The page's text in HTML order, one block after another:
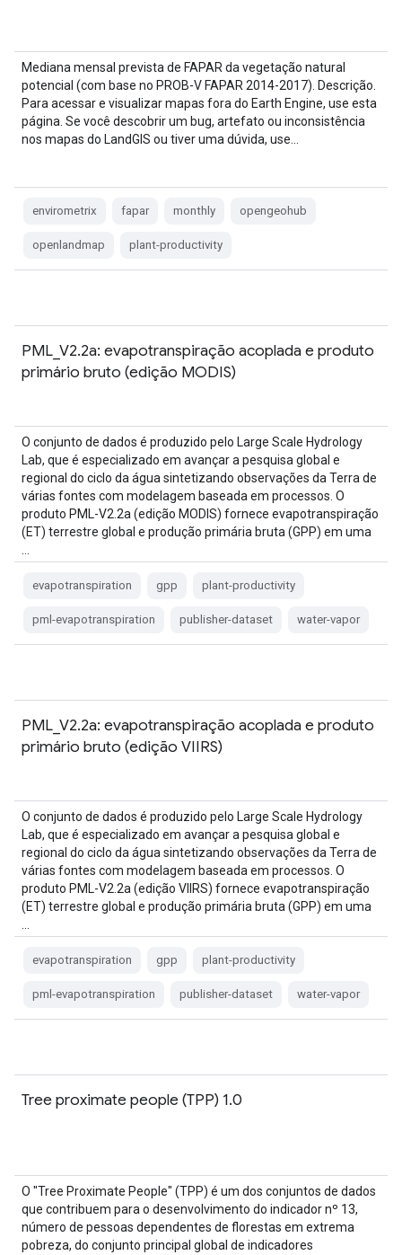
Mediana mensal prevista de FAPAR da vegetação natural
potencial (com base no PROB-V FAPAR 2014-2017). Descrição.
Para acessar e visualizar mapas fora do Earth Engine, use esta
página. Se você descobrir um bug, artefato ou inconsistência
nos mapas do LandGIS ou tiver uma dúvida, use…
envirometrix fapar monthly opengeohub
openlandmap plant-productivity
PML_V2.2a: evapotranspiração acoplada e produto
primário bruto (edição MODIS)
O conjunto de dados é produzido pelo Large Scale Hydrology
Lab, que é especializado em avançar a pesquisa global e
regional do ciclo da água sintetizando observações da Terra de
várias fontes com modelagem baseada em processos. O
produto PML-V2.2a (edição MODIS) fornece evapotranspiração
(ET) terrestre global e produção primária bruta (GPP) em uma
evapotranspiration gpp plant-productivity
pml-evapotranspiration publisher-dataset water-vapor
PML_V2.2a: evapotranspiração acoplada e produto
primário bruto (edição VIIRS)
O conjunto de dados é produzido pelo Large Scale Hydrology
Lab, que é especializado em avançar a pesquisa global e
regional do ciclo da água sintetizando observações da Terra de
várias fontes com modelagem baseada em processos. O
produto PML-V2.2a (edição VIIRS) fornece evapotranspiração
(ET) terrestre global e produção primária bruta (GPP) em uma
evapotranspiration gpp plant-productivity
pml-evapotranspiration publisher-dataset water-vapor
Tree proximate people (TPP) 1.0
O "Tree Proximate People" (TPP) é um dos conjuntos de dados
que contribuem para o desenvolvimento do indicador nº 13,
número de pessoas dependentes de florestas em extrema
pobreza, do conjunto principal global de indicadores